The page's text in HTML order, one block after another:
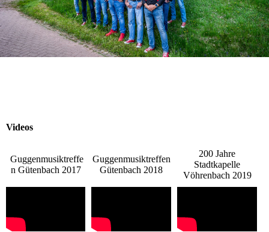
Videos
Guggenmusiktreffe
n Gütenbach 2017
Guggenmusiktreffen
Gütenbach 2018
200 Jahre
Stadtkapelle
Vöhrenbach 2019